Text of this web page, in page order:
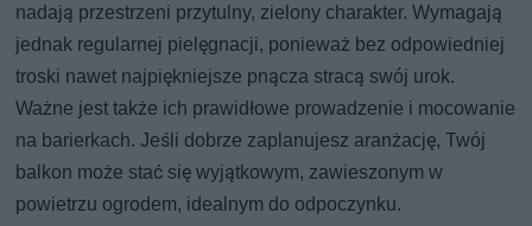
nadają przestrzeni przytulny, zielony charakter. Wymagają
jednak regularnej pielęgnacji, ponieważ bez odpowiedniej
troski nawet najpiękniejsze pnącza stracą swój urok.
Ważne jest także ich prawidłowe prowadzenie i mocowanie
na barierkach. Jeśli dobrze zaplanujesz aranżację, Twój
balkon może stać się wyjątkowym, zawieszonym w
powietrzu ogrodem, idealnym do odpoczynku.